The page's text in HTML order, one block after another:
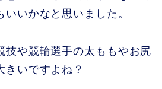
いかなと思いました。
技や競輪選手の太ももやお尻
きいですよね？